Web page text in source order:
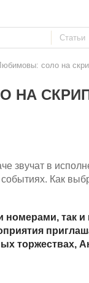
соло на
НА
звучат в
Как
так и
торжествах,